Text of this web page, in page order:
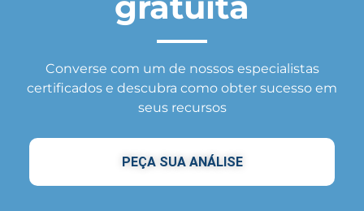
Converse com um de nossos especialistas
certificados e descubra como obter sucesso em
seus recursos
PEÇA SUA ANÁLISE